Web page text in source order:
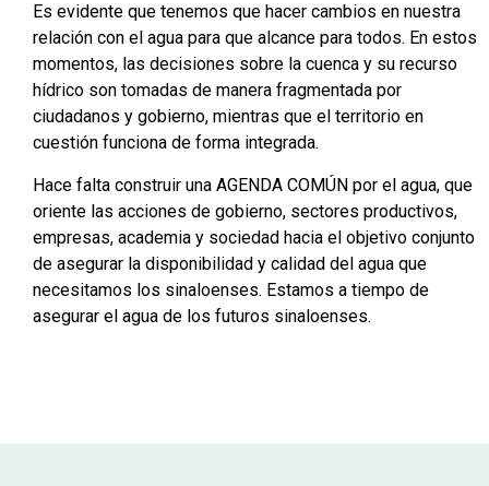
Es evidente que tenemos que hacer cambios en nuestra
relación con el agua para que alcance para todos. En estos
momentos, las decisiones sobre la cuenca y su recurso
hídrico son tomadas de manera fragmentada por
ciudadanos y gobierno, mientras que el territorio en
cuestión funciona de forma integrada.
Hace falta construir una AGENDA COMÚN por el agua, que
oriente las acciones de gobierno, sectores productivos,
empresas, academia y sociedad hacia el objetivo conjunto
de asegurar la disponibilidad y calidad del agua que
necesitamos los sinaloenses. Estamos a tiempo de
asegurar el agua de los futuros sinaloenses.